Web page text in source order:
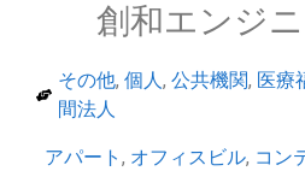
創和エンジ
その他, 個人, 公共機関, 医療
間法人
アパート, オフィスビル, コン